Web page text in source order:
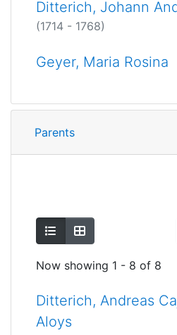
Ditterich, Johann
(1714 - 1768)
Geyer, Maria Rosina
Parents
Show as list
Show as grid
Now showing 1 - 8 of 8
Ditterich, Andreas
Aloys